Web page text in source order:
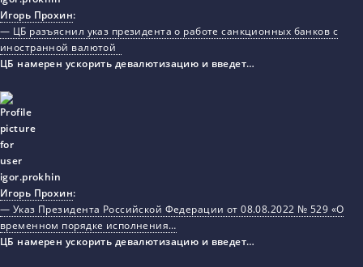
Игорь Прохин:
— ЦБ разъяснил указ президента о работе санкционных банков с
иностранной валютой
ЦБ намерен ускорить девалютизацию и введет…
Игорь Прохин:
— Указ Президента Российской Федерации от 08.08.2022 № 529 «О
временном порядке исполнения…
ЦБ намерен ускорить девалютизацию и введет…